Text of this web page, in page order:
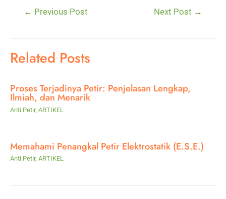
← Previous Post Next Post →
Related Posts
Proses Terjadinya Petir: Penjelasan Lengkap,
Ilmiah, dan Menarik
Anti Petir, ARTIKEL
Memahami Penangkal Petir Elektrostatik (E.S.E.)
Anti Petir, ARTIKEL